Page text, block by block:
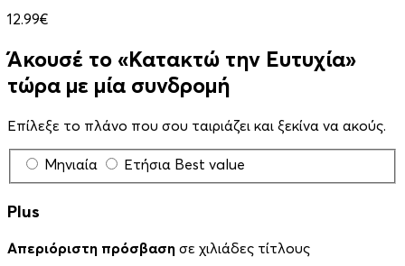
12.99€
Άκουσέ το «Κατακτώ την Ευτυχία»
τώρα με μία συνδρομή
Επίλεξε το πλάνο που σου ταιριάζει και ξεκίνα να ακούς.
Μηνιαία Ετήσια Best value
Plus
Απεριόριστη πρόσβαση σε χιλιάδες τίτλους